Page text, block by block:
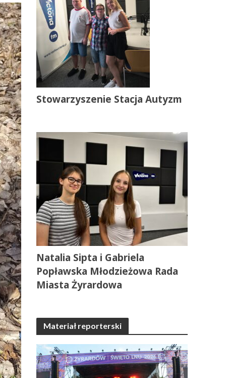
Stowarzyszenie Stacja Autyzm
Natalia Sipta i Gabriela
Popławska Młodzieżowa Rada
Miasta Żyrardowa
Materiał reporterski